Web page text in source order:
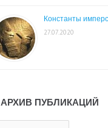
Константы
27.07.2020
АРХИВ ПУБЛИКАЦИЙ